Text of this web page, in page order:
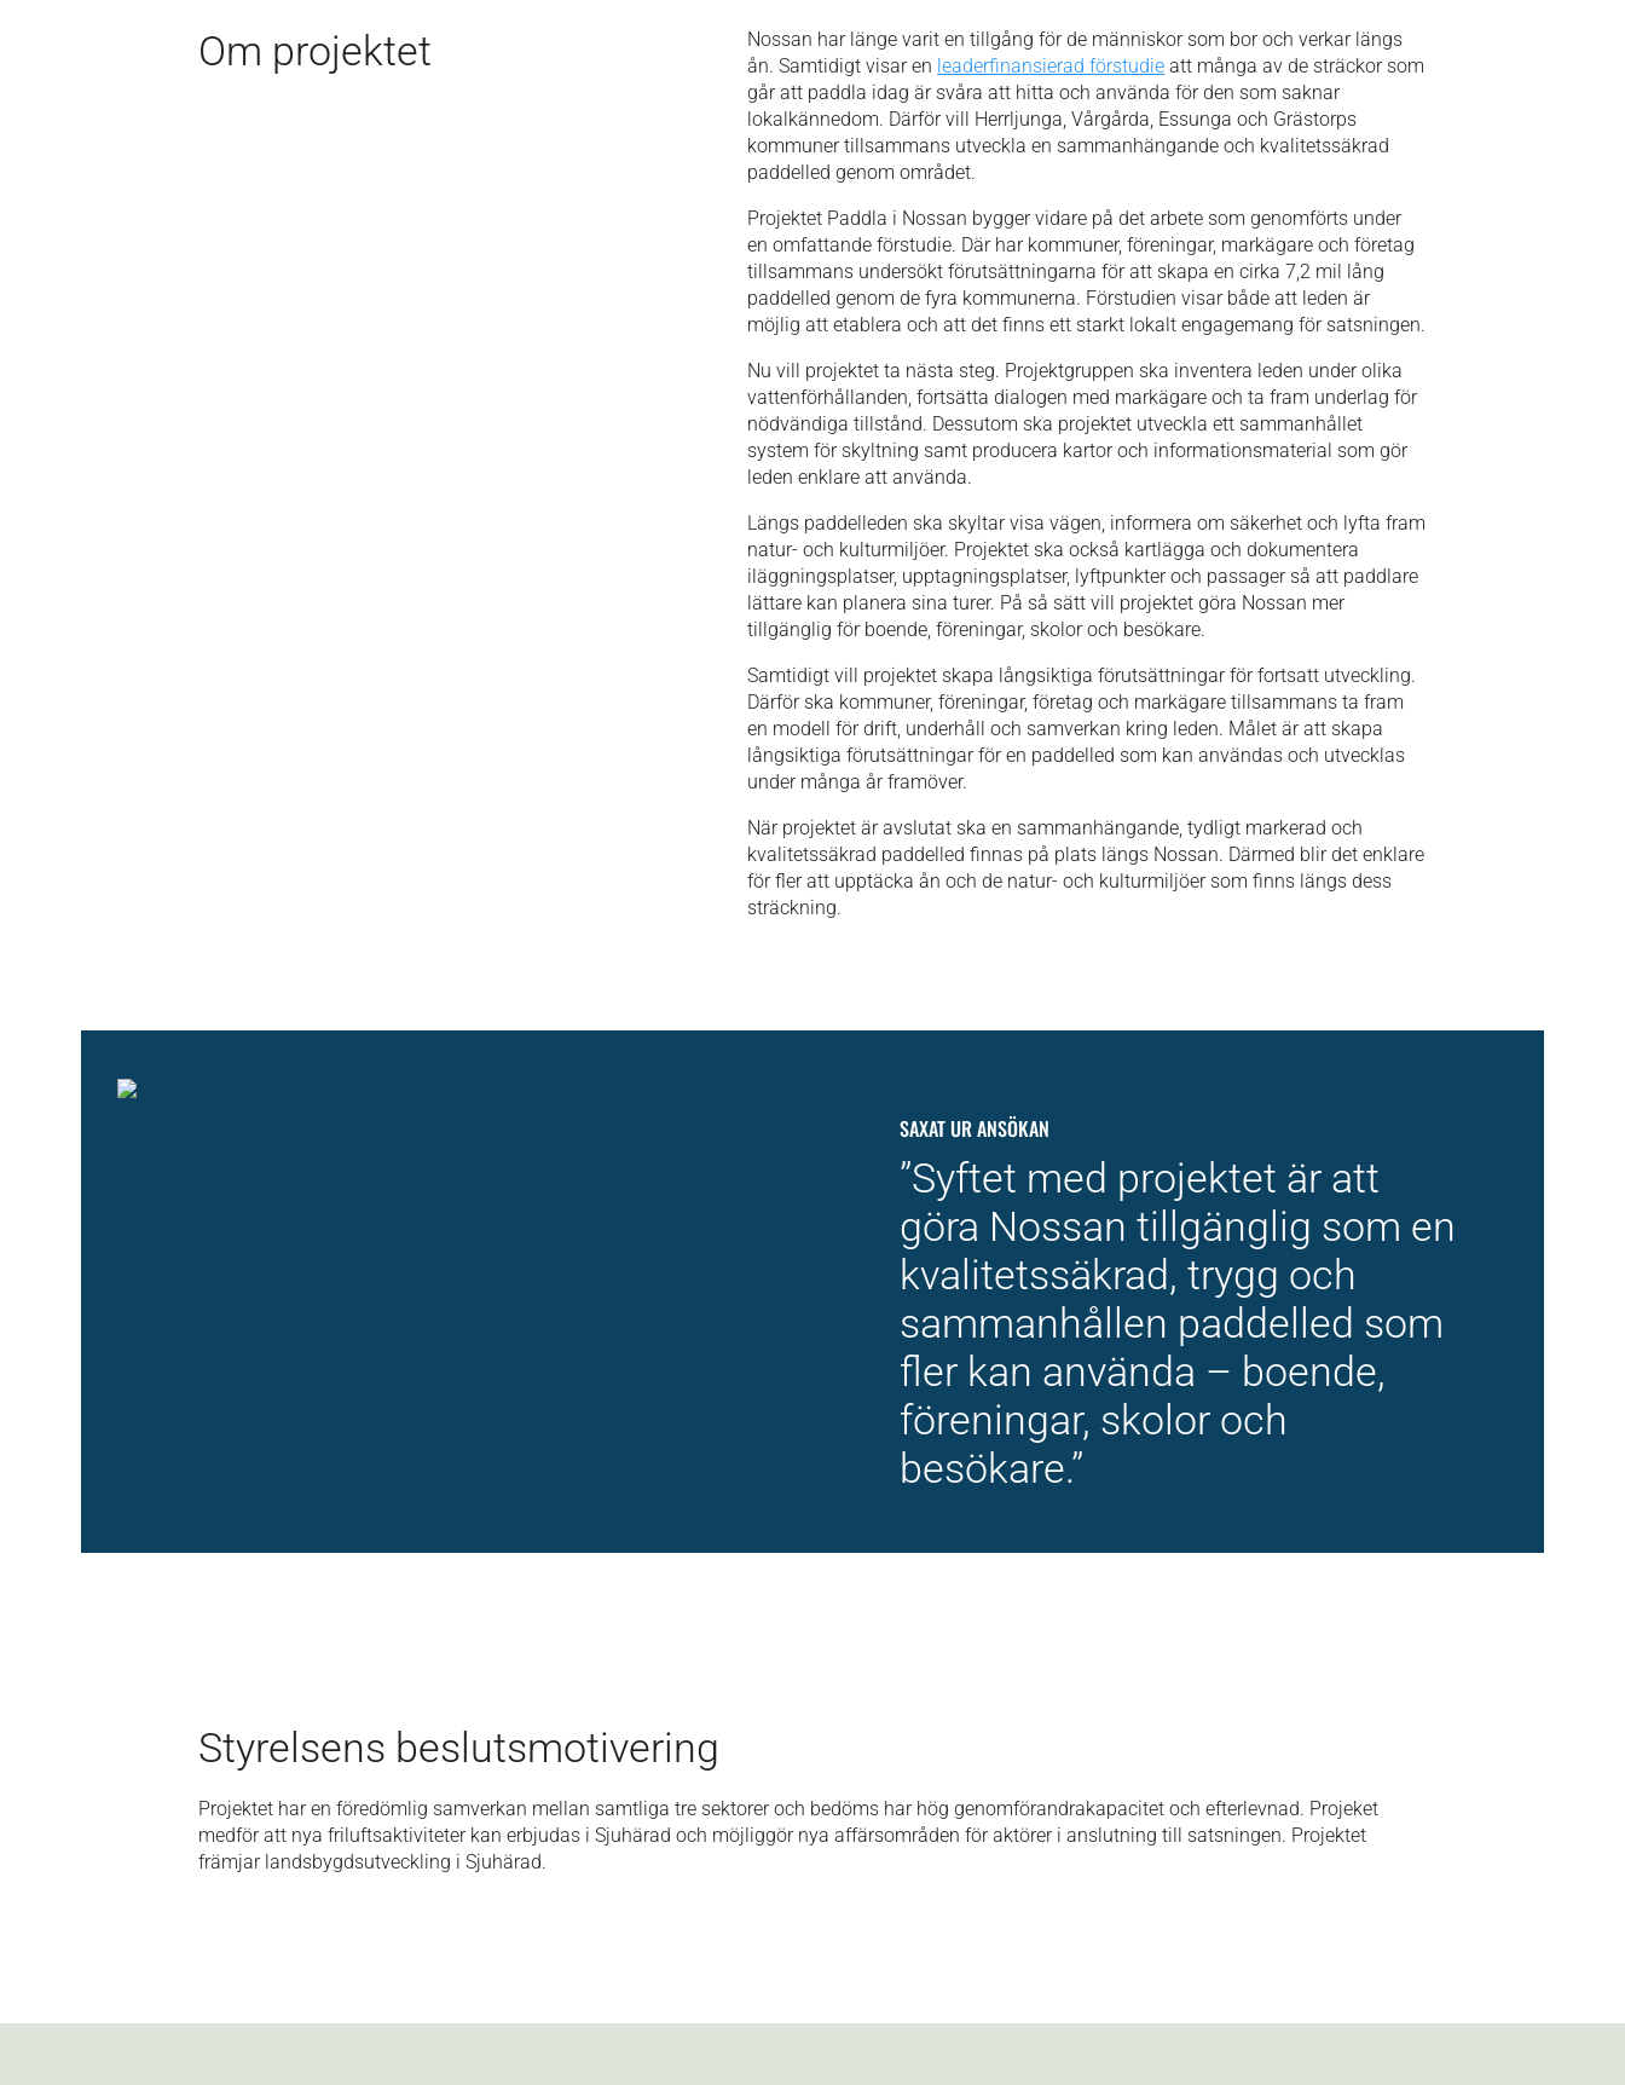
Om projektet
Nossan har länge varit en tillgång för de människor som bor och verkar längs
ån. Samtidigt visar en leaderfinansierad förstudie att många av de sträckor som
går att paddla idag är svåra att hitta och använda för den som saknar
lokalkännedom. Därför vill Herrljunga, Vårgårda, Essunga och Grästorps
kommuner tillsammans utveckla en sammanhängande och kvalitetssäkrad
paddelled genom området.
Projektet Paddla i Nossan bygger vidare på det arbete som genomförts under
en omfattande förstudie. Där har kommuner, föreningar, markägare och företag
tillsammans undersökt förutsättningarna för att skapa en cirka 7,2 mil lång
paddelled genom de fyra kommunerna. Förstudien visar både att leden är
möjlig att etablera och att det finns ett starkt lokalt engagemang för satsningen.
Nu vill projektet ta nästa steg. Projektgruppen ska inventera leden under olika
vattenförhållanden, fortsätta dialogen med markägare och ta fram underlag för
nödvändiga tillstånd. Dessutom ska projektet utveckla ett sammanhållet
system för skyltning samt producera kartor och informationsmaterial som gör
leden enklare att använda.
Längs paddelleden ska skyltar visa vägen, informera om säkerhet och lyfta fram
natur- och kulturmiljöer. Projektet ska också kartlägga och dokumentera
iläggningsplatser, upptagningsplatser, lyftpunkter och passager så att paddlare
lättare kan planera sina turer. På så sätt vill projektet göra Nossan mer
tillgänglig för boende, föreningar, skolor och besökare.
Samtidigt vill projektet skapa långsiktiga förutsättningar för fortsatt utveckling.
Därför ska kommuner, föreningar, företag och markägare tillsammans ta fram
en modell för drift, underhåll och samverkan kring leden. Målet är att skapa
långsiktiga förutsättningar för en paddelled som kan användas och utvecklas
under många år framöver.
När projektet är avslutat ska en sammanhängande, tydligt markerad och
kvalitetssäkrad paddelled finnas på plats längs Nossan. Därmed blir det enklare
för fler att upptäcka ån och de natur- och kulturmiljöer som finns längs dess
sträckning.
SAXAT UR ANSÖKAN
”Syftet med projektet är att
göra Nossan tillgänglig som en
kvalitetssäkrad, trygg och
sammanhållen paddelled som
fler kan använda – boende,
föreningar, skolor och
besökare.”
Styrelsens beslutsmotivering
Projektet har en föredömlig samverkan mellan samtliga tre sektorer och bedöms har hög genomförandrakapacitet och efterlevnad. Projeket
medför att nya friluftsaktiviteter kan erbjudas i Sjuhärad och möjliggör nya affärsområden för aktörer i anslutning till satsningen. Projektet
främjar landsbygdsutveckling i Sjuhärad.